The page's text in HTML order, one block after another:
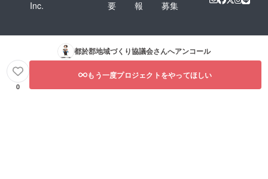
Inc. 要 報 募集
都於郡地域づくり協議会さんへアンコール
0
もう一度プロジェクトをやってほしい